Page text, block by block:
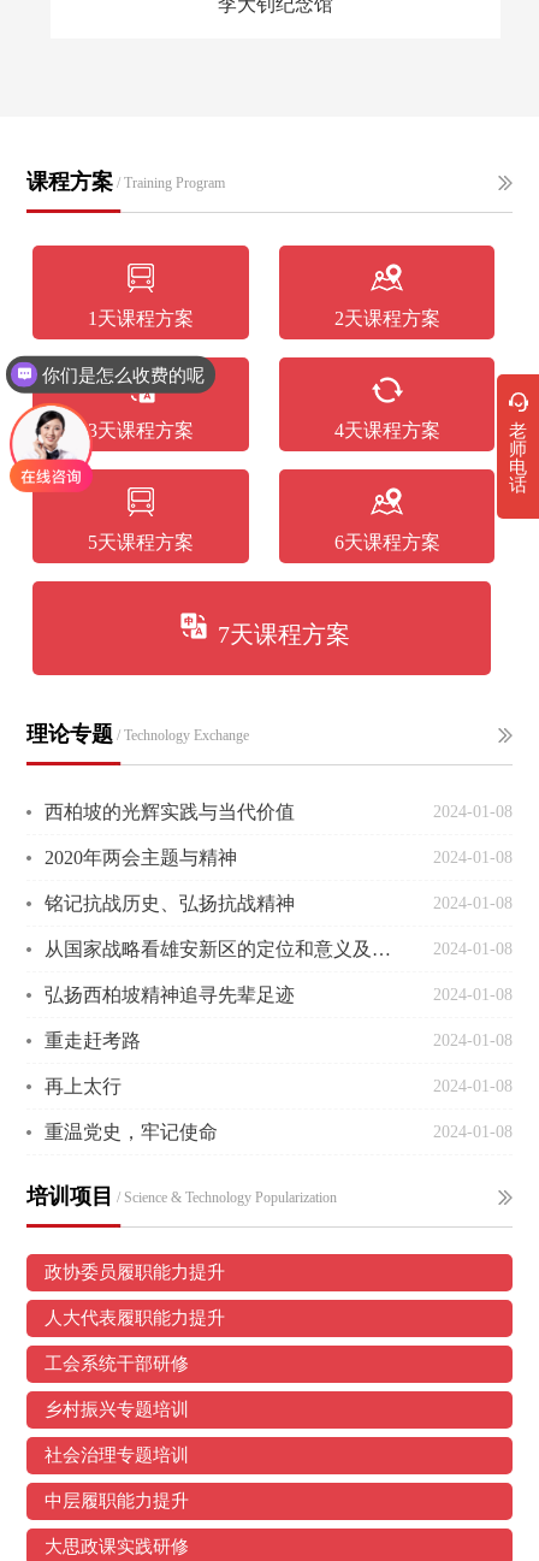
李大钊纪念馆
课程方案 / Training Program
1天课程方案 2天课程方案
3天课程方案 4天课程方案
5天课程方案 6天课程方案
7天课程方案
理论专题 / Technology Exchange
西柏坡的光辉实践与当代价值 2024-01-08
2020年两会主题与精神 2024-01-08
铭记抗战历史、弘扬抗战精神 2024-01-08
从国家战略看雄安新区的定位和意义及规划建设 2024-01-08
弘扬西柏坡精神追寻先辈足迹 2024-01-08
重走赶考路 2024-01-08
再上太行 2024-01-08
重温党史，牢记使命 2024-01-08
培训项目 / Science & Technology Popularization
政协委员履职能力提升
人大代表履职能力提升
工会系统干部研修
乡村振兴专题培训
社会治理专题培训
中层履职能力提升
大思政课实践研修
老
师
电
话
你们是怎么收费的呢